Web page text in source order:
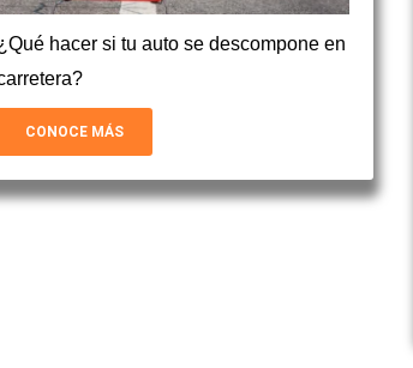
hacer si tu auto se descompone en
CONOCE MÁS